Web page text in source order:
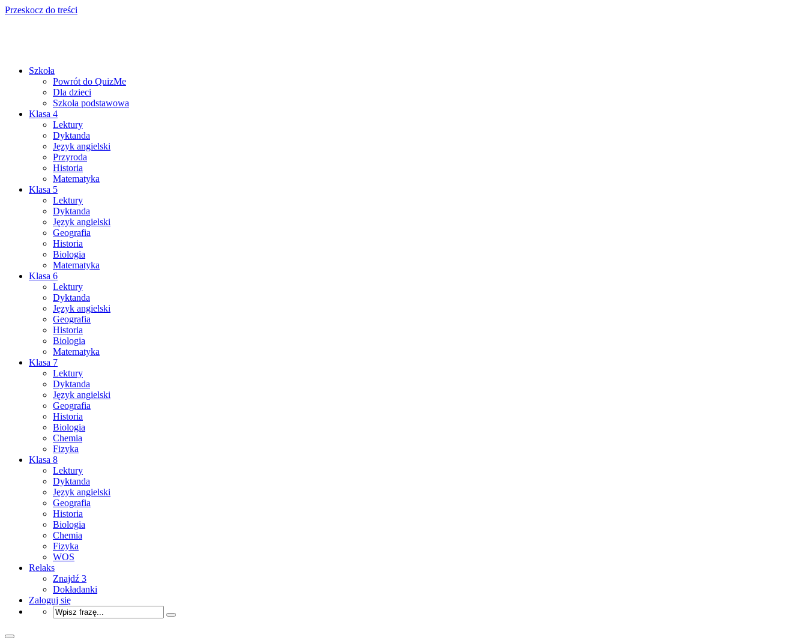
Przeskocz do treści
Szkoła
Powrót do QuizMe
Dla dzieci
Szkoła podstawowa
Klasa 4
Lektury
Dyktanda
Język angielski
Przyroda
Historia
Matematyka
Klasa 5
Lektury
Dyktanda
Język angielski
Geografia
Historia
Biologia
Matematyka
Klasa 6
Lektury
Dyktanda
Język angielski
Geografia
Historia
Biologia
Matematyka
Klasa 7
Lektury
Dyktanda
Język angielski
Geografia
Historia
Biologia
Chemia
Fizyka
Klasa 8
Lektury
Dyktanda
Język angielski
Geografia
Historia
Biologia
Chemia
Fizyka
WOS
Relaks
Znajdź 3
Dokładanki
Zaloguj się